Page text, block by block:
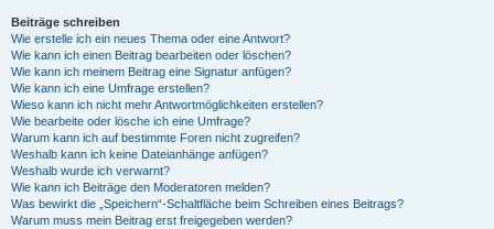
Beiträge schreiben
Wie erstelle ich ein neues Thema oder eine Antwort?
Wie kann ich einen Beitrag bearbeiten oder löschen?
Wie kann ich meinem Beitrag eine Signatur anfügen?
Wie kann ich eine Umfrage erstellen?
Wieso kann ich nicht mehr Antwortmöglichkeiten erstellen?
Wie bearbeite oder lösche ich eine Umfrage?
Warum kann ich auf bestimmte Foren nicht zugreifen?
Weshalb kann ich keine Dateianhänge anfügen?
Weshalb wurde ich verwarnt?
Wie kann ich Beiträge den Moderatoren melden?
Was bewirkt die „Speichern“-Schaltfläche beim Schreiben eines Beitrags?
Warum muss mein Beitrag erst freigegeben werden?